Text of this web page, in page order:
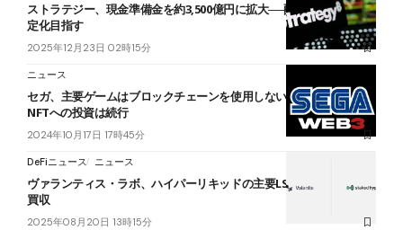
ストラテジー、現金準備金を約3,500億円に拡大──配当・利払いの安
定化目指す
2025年12月23日 02時15分
ニュース
セガ、主要ゲームはブロックチェーンを使用しない方針｜一方で
NFTへの投資は続行
2024年10月17日 17時45分
DeFiニュース ニュース
ヴァランティス・ラボ、ハイパーリキッドの主要LST「stHYPE」を
買収
2025年08月20日 13時15分